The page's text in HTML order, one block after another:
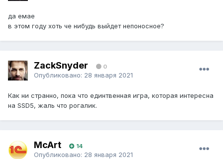
да емае
в этом году хоть че нибудь выйдет непоносное?
ZackSnyder 0
Опубликовано: 28 января 2021
Как ни странно, пока что единтвенная игра, которая интересна
на SSD5, жаль что рогалик.
McArt 14
Опубликовано: 28 января 2021